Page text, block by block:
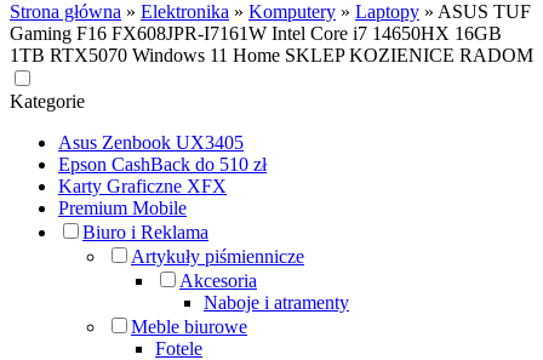
Strona główna » Elektronika » Komputery » Laptopy » ASUS TUF
Gaming F16 FX608JPR-I7161W Intel Core i7 14650HX 16GB
1TB RTX5070 Windows 11 Home SKLEP KOZIENICE RADOM
Kategorie
Asus Zenbook UX3405
Epson CashBack do 510 zł
Karty Graficzne XFX
Premium Mobile
Biuro i Reklama
Artykuły piśmiennicze
Akcesoria
Naboje i atramenty
Meble biurowe
Fotele